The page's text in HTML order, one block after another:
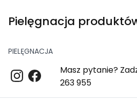
Pielęgnacja
PIELĘGNACJA
Masz pytanie?
263 955